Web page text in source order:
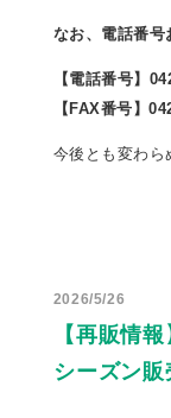
なお、電話番号
【電話番号】
【FAX番号】
今後とも変わら
2026/5/26
【再販情
シーズン